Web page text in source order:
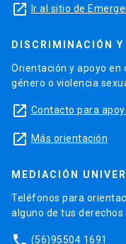
launch Ir al sitio de
DISCRIMINACIÓN
Orientación y apoyo en
género o violencia
launch Contacto para
launch Más orientación
MEDIACIÓN
Teléfonos para
alguno de tus derechos
(56)95504 1691